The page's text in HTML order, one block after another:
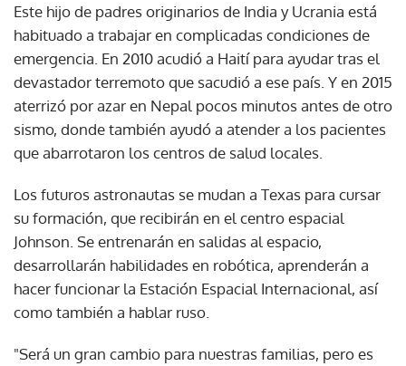
Este hijo de padres originarios de India y Ucrania está
habituado a trabajar en complicadas condiciones de
emergencia. En 2010 acudió a Haití para ayudar tras el
devastador terremoto que sacudió a ese país. Y en 2015
aterrizó por azar en Nepal pocos minutos antes de otro
sismo, donde también ayudó a atender a los pacientes
que abarrotaron los centros de salud locales.
Los futuros astronautas se mudan a Texas para cursar
su formación, que recibirán en el centro espacial
Johnson. Se entrenarán en salidas al espacio,
desarrollarán habilidades en robótica, aprenderán a
hacer funcionar la Estación Espacial Internacional, así
como también a hablar ruso.
"Será un gran cambio para nuestras familias, pero es